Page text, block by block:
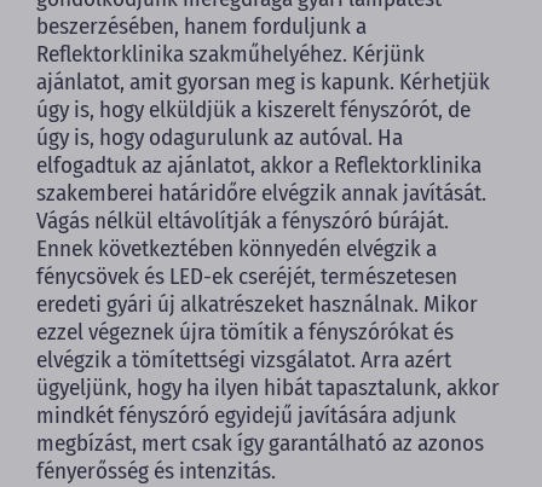
beszerzésében, hanem forduljunk a
Reflektorklinika szakműhelyéhez. Kérjünk
ajánlatot, amit gyorsan meg is kapunk. Kérhetjük
úgy is, hogy elküldjük a kiszerelt fényszórót, de
úgy is, hogy odagurulunk az autóval. Ha
elfogadtuk az ajánlatot, akkor a Reflektorklinika
szakemberei határidőre elvégzik annak javítását.
Vágás nélkül eltávolítják a fényszóró búráját.
Ennek következtében könnyedén elvégzik a
fénycsövek és LED-ek cseréjét, természetesen
eredeti gyári új alkatrészeket használnak. Mikor
ezzel végeznek újra tömítik a fényszórókat és
elvégzik a tömítettségi vizsgálatot. Arra azért
ügyeljünk, hogy ha ilyen hibát tapasztalunk, akkor
mindkét fényszóró egyidejű javítására adjunk
megbízást, mert csak így garantálható az azonos
fényerősség és intenzitás.